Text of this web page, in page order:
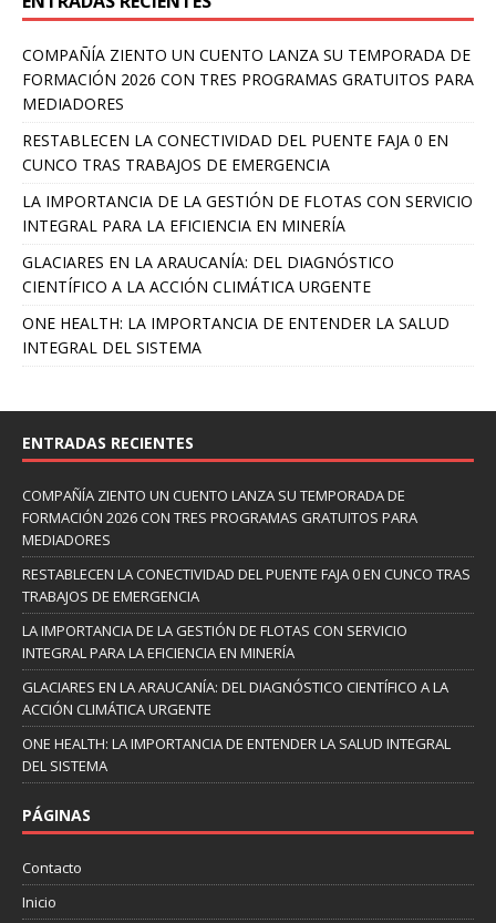
COMPAÑÍA ZIENTO UN CUENTO LANZA SU TEMPORADA DE
FORMACIÓN 2026 CON TRES PROGRAMAS GRATUITOS PARA
MEDIADORES
RESTABLECEN LA CONECTIVIDAD DEL PUENTE FAJA 0 EN
CUNCO TRAS TRABAJOS DE EMERGENCIA
LA IMPORTANCIA DE LA GESTIÓN DE FLOTAS CON SERVICIO
INTEGRAL PARA LA EFICIENCIA EN MINERÍA
GLACIARES EN LA ARAUCANÍA: DEL DIAGNÓSTICO
CIENTÍFICO A LA ACCIÓN CLIMÁTICA URGENTE
ONE HEALTH: LA IMPORTANCIA DE ENTENDER LA SALUD
INTEGRAL DEL SISTEMA
ENTRADAS RECIENTES
COMPAÑÍA ZIENTO UN CUENTO LANZA SU TEMPORADA DE
FORMACIÓN 2026 CON TRES PROGRAMAS GRATUITOS PARA
MEDIADORES
RESTABLECEN LA CONECTIVIDAD DEL PUENTE FAJA 0 EN CUNCO TRAS
TRABAJOS DE EMERGENCIA
LA IMPORTANCIA DE LA GESTIÓN DE FLOTAS CON SERVICIO
INTEGRAL PARA LA EFICIENCIA EN MINERÍA
GLACIARES EN LA ARAUCANÍA: DEL DIAGNÓSTICO CIENTÍFICO A LA
ACCIÓN CLIMÁTICA URGENTE
ONE HEALTH: LA IMPORTANCIA DE ENTENDER LA SALUD INTEGRAL
DEL SISTEMA
PÁGINAS
Contacto
Inicio